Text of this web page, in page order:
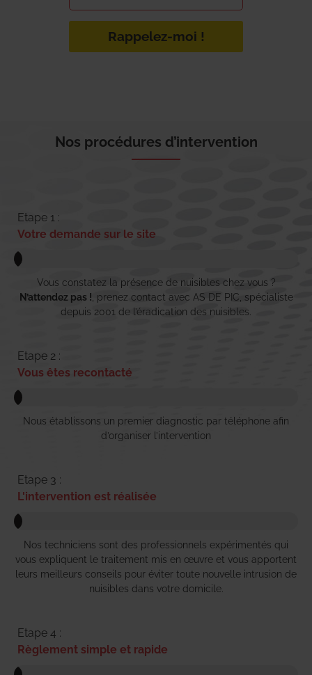
Rappelez-moi !
Nos procédures d’intervention
Etape 1 :
Votre demande sur le site
Vous constatez la présence de nuisibles chez vous ?
N’attendez pas ! , prenez contact avec AS DE PIC, spécialiste
depuis 2001 de l’éradication des nuisibles.
Etape 2 :
Vous êtes recontacté
Nous établissons un premier diagnostic par téléphone afin
d’organiser l’intervention
Etape 3 :
L'intervention est réalisée
Nos techniciens sont des professionnels expérimentés qui
vous expliquent le traitement mis en œuvre et vous apportent
leurs meilleurs conseils pour éviter toute nouvelle intrusion de
nuisibles dans votre domicile.
Etape 4 :
Règlement simple et rapide